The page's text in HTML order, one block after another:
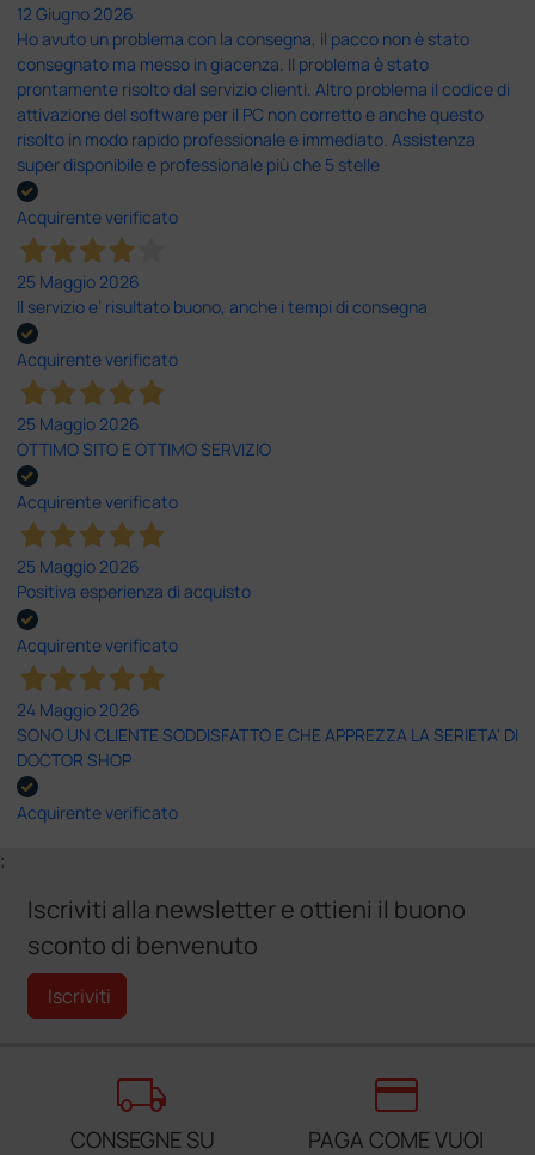
12 Giugno 2026
Ho avuto un problema con la consegna, il pacco non è stato
consegnato ma messo in giacenza. Il problema è stato
prontamente risolto dal servizio clienti. Altro problema il codice di
attivazione del software per il PC non corretto e anche questo
risolto in modo rapido professionale e immediato. Assistenza
super disponibile e professionale più che 5 stelle
Acquirente verificato
25 Maggio 2026
Il servizio e’ risultato buono, anche i tempi di consegna
Acquirente verificato
25 Maggio 2026
OTTIMO SITO E OTTIMO SERVIZIO
Acquirente verificato
25 Maggio 2026
Positiva esperienza di acquisto
Acquirente verificato
24 Maggio 2026
SONO UN CLIENTE SODDISFATTO E CHE APPREZZA LA SERIETA' DI
DOCTOR SHOP
Acquirente verificato
;
Iscriviti alla newsletter e ottieni il buono
sconto di benvenuto
Iscriviti
local_shipping
CONSEGNE SU
credit_card
PAGA COME VUOI